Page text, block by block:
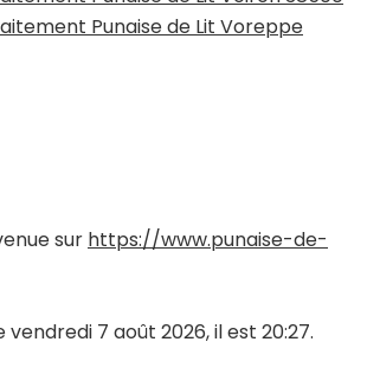
Punaise de Lit Voreppe
sur https://www.punaise-de-
vendredi 7 août 2026, il est 20:27.